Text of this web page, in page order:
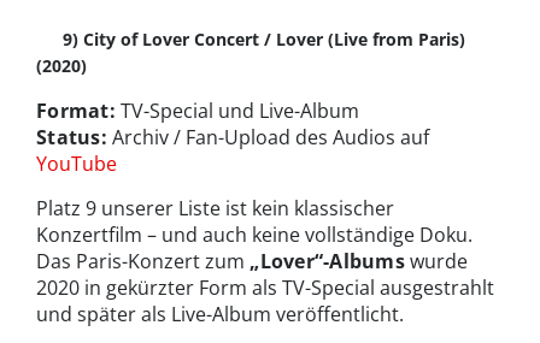
9) City of Lover Concert / Lover (Live from Paris)
(2020)
Format: TV-Special und Live-Album
Status: Archiv / Fan-Upload des Audios auf
YouTube
Platz 9 unserer Liste ist kein klassischer
Konzertfilm – und auch keine vollständige Doku.
Das Paris-Konzert zum „Lover“-Albumswurde
2020 in gekürzter Form als TV-Special ausgestrahlt
und später als Live-Album veröffentlicht.